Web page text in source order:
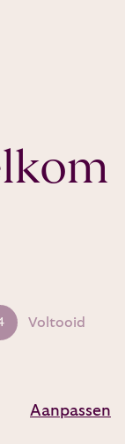
Voltooid
Aanpassen